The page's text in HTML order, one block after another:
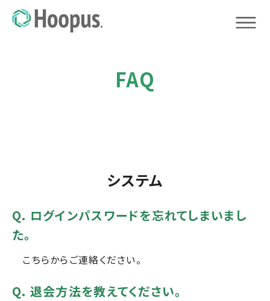
FAQ
システム
Q. ログインパスワードを忘れてしまいまし
た。
こちらからご連絡ください。
Q. 退会方法を教えてください。